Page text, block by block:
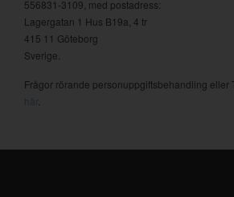
556831-3109, med postadress:
Lagergatan 1 Hus B19a, 4 tr
415 11 Göteborg
Sverige.
Frågor rörande personuppgiftsbehandling eller
här